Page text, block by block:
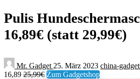
Pulis
16,89€ (statt 29,99€)
Mr. Gadget 25. März 2023 china-
16,89 25,99€ Zum Gadgetshop